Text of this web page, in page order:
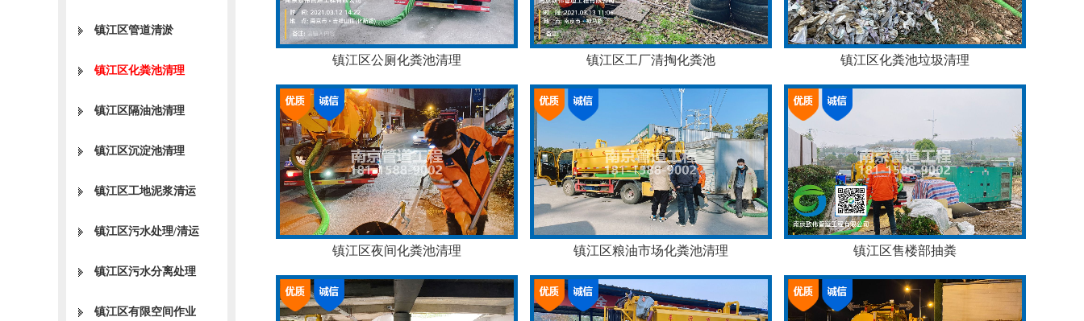
镇江区管道清淤
镇江区化粪池清理
镇江区隔油池清理
镇江区沉淀池清理
镇江区工地泥浆清运
镇江区污水处理/清运
镇江区污水分离处理
镇江区有限空间作业
镇江区公厕化粪池清理 镇江区工厂清掏化粪池 镇江区化粪池垃圾清理
镇江区夜间化粪池清理 镇江区粮油市场化粪池清理 镇江区售楼部抽粪